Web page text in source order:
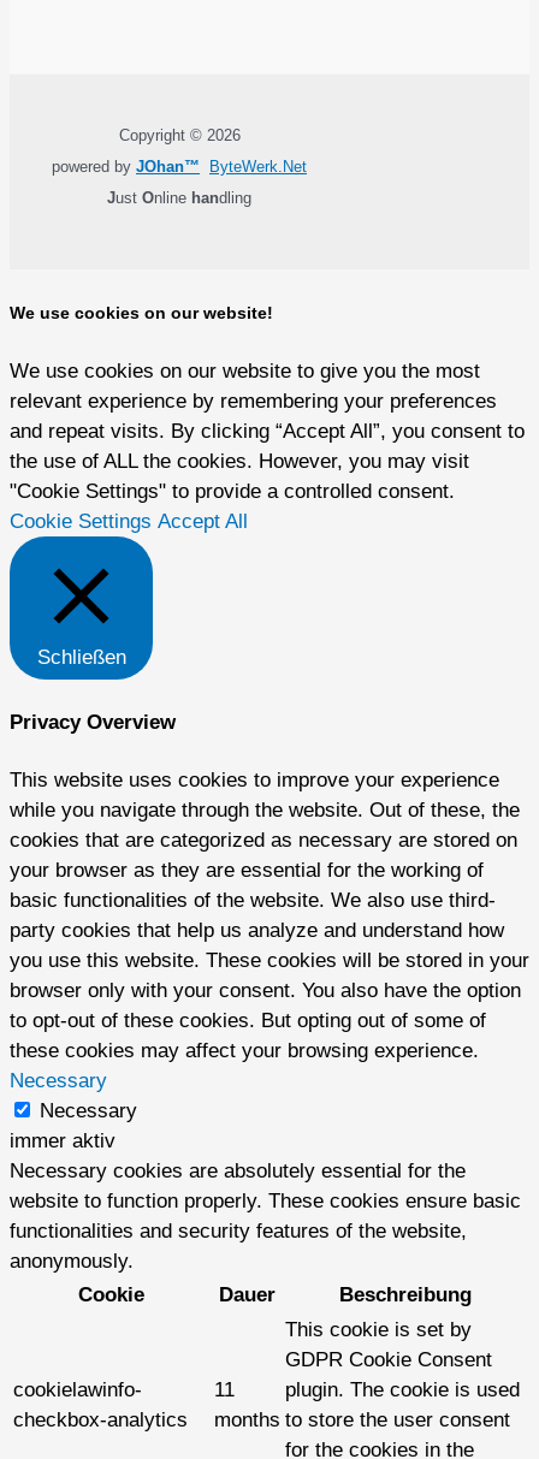
Copyright © 2026
powered by JOhan™
ByteWerk.Net
Just Online handling
We use cookies on our website!
We use cookies on our website to give you the most
relevant experience by remembering your preferences
and repeat visits. By clicking “Accept All”, you consent to
the use of ALL the cookies. However, you may visit
"Cookie Settings" to provide a controlled consent.
Cookie Settings Accept All
Schließen
Privacy Overview
This website uses cookies to improve your experience
while you navigate through the website. Out of these, the
cookies that are categorized as necessary are stored on
your browser as they are essential for the working of
basic functionalities of the website. We also use third-
party cookies that help us analyze and understand how
you use this website. These cookies will be stored in your
browser only with your consent. You also have the option
to opt-out of these cookies. But opting out of some of
these cookies may affect your browsing experience.
Necessary
Necessary
immer aktiv
Necessary cookies are absolutely essential for the
website to function properly. These cookies ensure basic
functionalities and security features of the website,
anonymously.
Cookie
Dauer Beschreibung
cookielawinfo-
checkbox-analytics
11
months
This cookie is set by
GDPR Cookie Consent
plugin. The cookie is used
to store the user consent
for the cookies in the